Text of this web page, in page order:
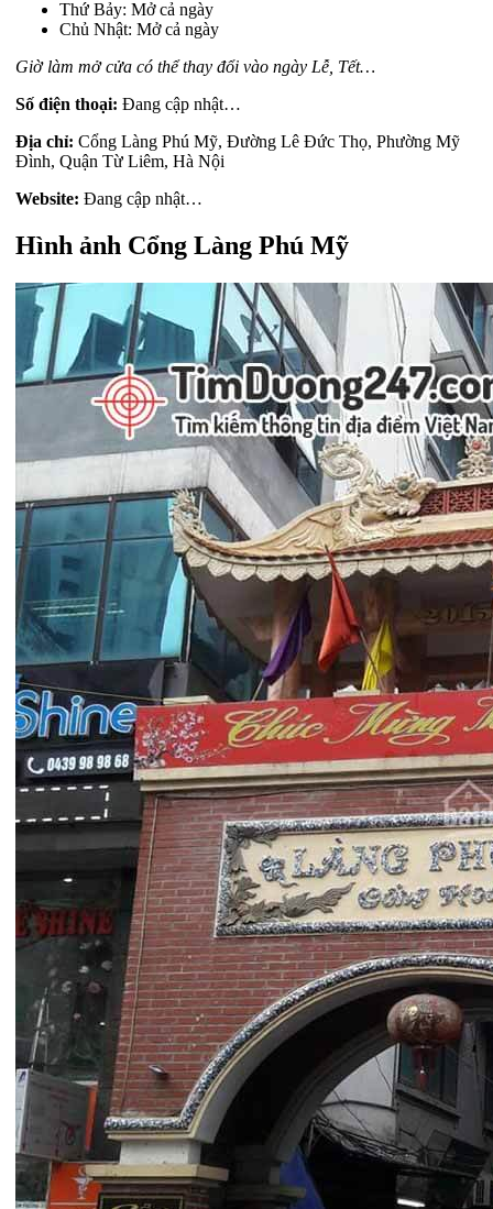
Thứ Bảy: Mở cả ngày
Chủ Nhật: Mở cả ngày
Giờ làm mở cửa có thể thay đổi vào ngày Lễ, Tết…
Số điện thoại: Đang cập nhật…
Địa chỉ: Cổng Làng Phú Mỹ, Đường Lê Đức Thọ, Phường Mỹ
Đình, Quận Từ Liêm, Hà Nội
Website: Đang cập nhật…
Hình ảnh Cổng Làng Phú Mỹ